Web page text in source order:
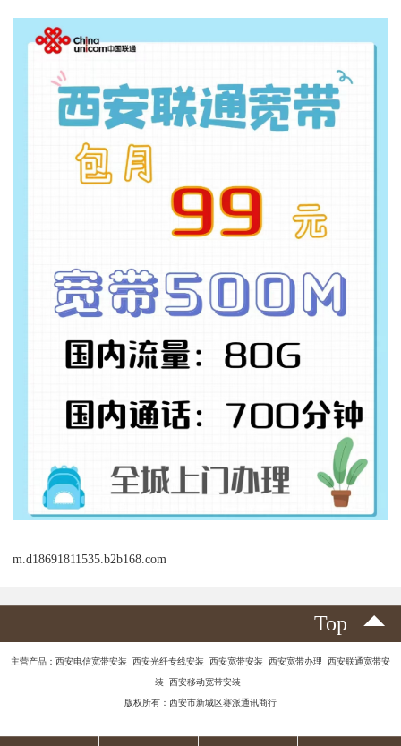
m.d18691811535.b2b168.com
Top
主营产品：西安电信宽带安装 西安光纤专线安装 西安宽带安装 西安宽带办理 西安联通宽带安
装 西安移动宽带安装
版权所有：西安市新城区赛派通讯商行